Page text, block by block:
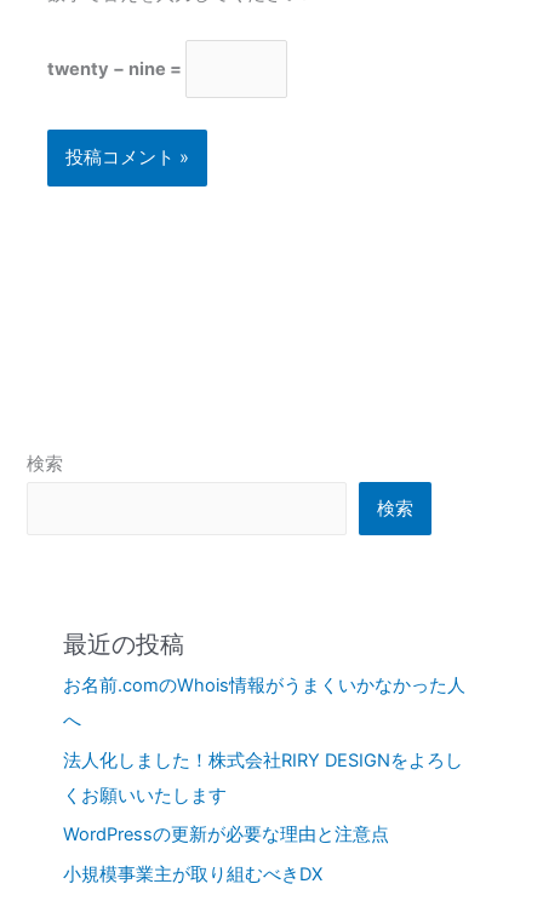
twenty − nine =
検索
検索
最近の投稿
お名前.comのWhois情報がうまくいかなかった人
へ
法人化しました！株式会社RIRY DESIGNをよろし
くお願いいたします
WordPressの更新が必要な理由と注意点
小規模事業主が取り組むべきDX